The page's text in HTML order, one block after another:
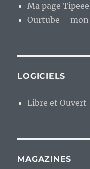
Ma page Tipeee
Ourtube –
LOGICIELS
Libre et Ouvert
MAGAZINES